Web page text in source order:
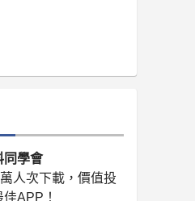
同學會
人次下載，價值投
APP！